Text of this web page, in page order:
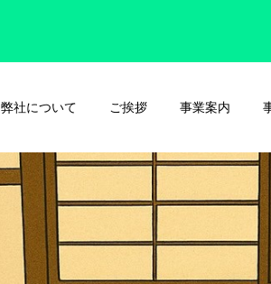
弊社について ご挨拶 事業案内